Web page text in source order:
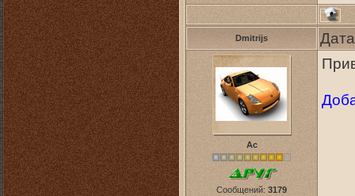
Dmitrijs
Ас
Сообщений: 3179